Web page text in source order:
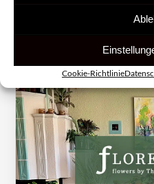
Cookie-Richtlinie